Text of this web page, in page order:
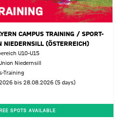
CAMPUS TRAINING / SPORT-
NIEDERNSILL (ÖSTERREICH)
U10-U15
Niedernsill
Training
bis 28.08.2026 (5 days)
SPOTS AVAILABLE